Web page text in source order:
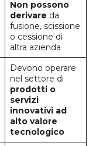
Non possono
derivare da
fusione, scissione
o cessione di
altra azienda
Devono operare
nel settore di
prodotti o
servizi
innovativi ad
alto valore
tecnologico